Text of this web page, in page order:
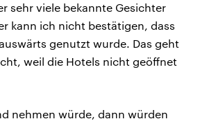
sehr viele bekannte Gesichter
kann ich nicht bestätigen, dass
genutzt wurde. Das geht
weil die Hotels nicht geöffnet
nehmen würde, dann würden